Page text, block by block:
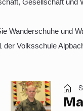
Gesellschaft und
Wanderschuhe und
der Volksschule